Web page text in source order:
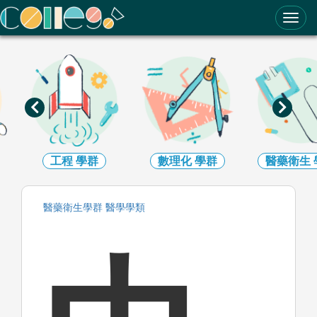
ColleGo! 大學選才與高中育才輔助系統
工程 學群 數理化學群 醫藥衛生
醫藥衛生學群 醫學學類